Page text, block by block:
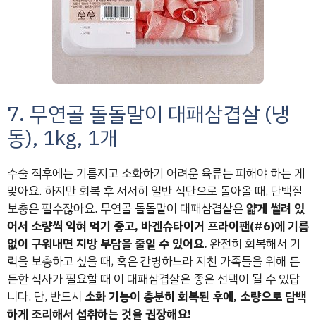
7. 무연골 돌돌말이 대패삼겹살 (냉
동), 1kg, 1개
수술 직후에는 기름지고 소화하기 어려운 육류는 피해야 하는 게
맞아요. 하지만 회복 후 서서히 일반 식단으로 돌아올 때, 단백질
보충은 필수잖아요. 무연골 돌돌말이 대패삼겹살은얇게 썰려 있
어서 소량씩 익혀 먹기 좋고, 바겐슈타이거 프라이팬(#6)에 기름
없이 구워내면 지방 부담을 줄일 수 있어요. 완전히 회복해서 기
력을 보충하고 싶을 때, 혹은 간병하느라 지친 가족들을 위해 든
든한 식사가 필요할 때 이 대패삼겹살은 좋은 선택이 될 수 있답
니다. 단, 반드시 소화 기능이 충분히 회복된 후에, 소량으로 담백
하게 조리해서 섭취하는 것을 권장해요!